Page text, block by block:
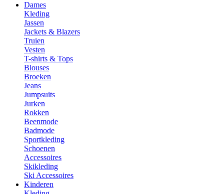
Dames
Kleding
Jassen
Jackets & Blazers
Truien
Vesten
T-shirts & Tops
Blouses
Broeken
Jeans
Jumpsuits
Jurken
Rokken
Beenmode
Badmode
Sportkleding
Schoenen
Accessoires
Skikleding
Ski Accessoires
Kinderen